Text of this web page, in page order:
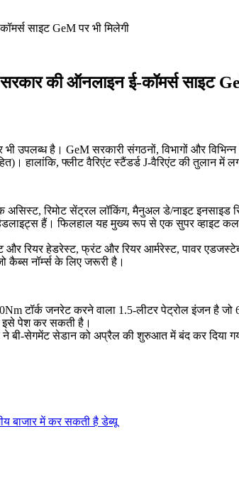
साइट GeM पर भी मिलेगी
की ऑनलाइन ई-कॉमर्स साइट
भी उपलब्ध है। GeM सरकारी संगठनों, विभागों और
हालांकि, फ्लीट वैरिएंट स्टैंडर्ड J-वैरिएंट की तुलान में
रिमोट सेंट्रल लॉकिंग, मैनुअल डे/नाइट इनसाइड
हैं। फिलहाल यह मुख्य रूप से एक सुपर व्हाइट
रियर हेडरेस्ट, फ्रंट और रियर आर्मरेस्ट, पावर
कैब्स नॉर्म्स के लिए जरूरी है।
टॉर्क जनरेट करने वाला 1.5-लीटर पेट्रोल इंजन है
में इसे पेश कर सकती है।
बी-सेगमेंट सेडान को अप्रैल की शुरुआत में बंद कर दिया
बाजार में कर सकती है डेब्यू